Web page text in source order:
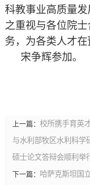
科教事业高质量
之重视与各位院
务，为各类人才在
宋争辉参加。
上一篇： 校所携手育英
与水利部牧区水利科学
硕士论文答辩会顺利举
下一篇： 哈萨克斯坦国